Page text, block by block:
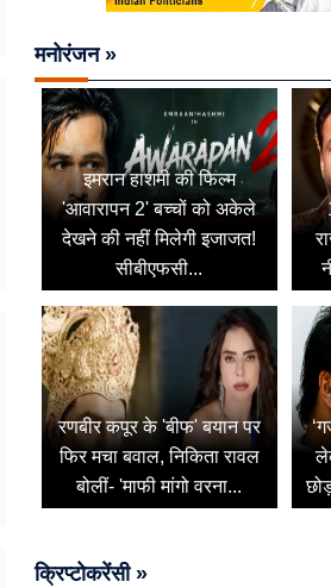
मनोरंजन »
इमरान हाशमी की फिल्म
'आवारापन 2' बच्चों को अकेले
देखने की नहीं मिलेगी इजाजत!
सीबीएफसी...
रणबीर कपूर के 'बीफ' बयान पर
फिर मचा बवाल, निकिता रावल
बोलीं- 'माफी मांगो वरना...
क्रिप्टोकरेंसी »